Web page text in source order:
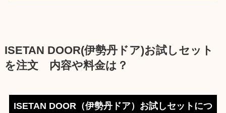
ISETAN DOOR(伊勢丹ドア)お試しセット
を注文 内容や料金は？
ISETAN DOOR（伊勢丹ドア）お試しセットにつ